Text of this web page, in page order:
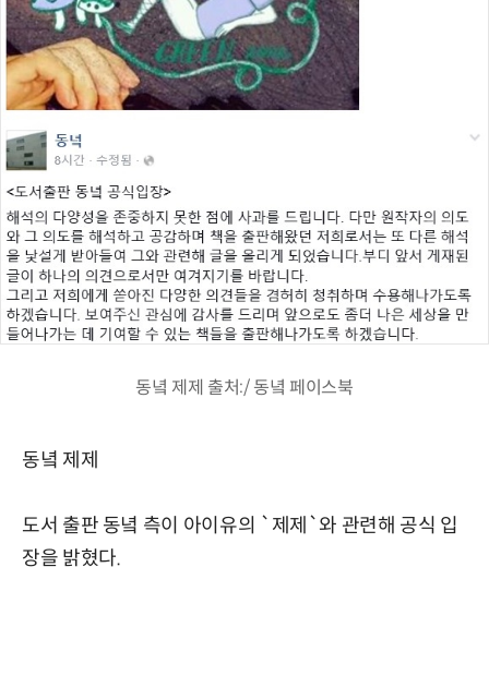
동녘 제제 출처:/ 동녘 페이스북
동녘 제제
도서 출판 동녘 측이 아이유의 `제제`와 관련해 공식 입
장을 밝혔다.